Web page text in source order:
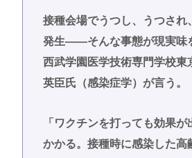
接種会場でうつし、うつされ
発生――そんな事態が現実味
西武学園医学技術専門学校東
英臣氏（感染症学）が言う。
「ワクチンを打っても効果
かかる。接種時に感染した高